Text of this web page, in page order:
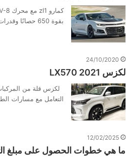
بقوة 650 حصانًا وقدرات حلبات…
24/10/2020
لكزس 2021 LX570
لكزس قلة من
التعامل مع مسارات
12/02/2025
ما هي خطوات الحصول على مبلغ